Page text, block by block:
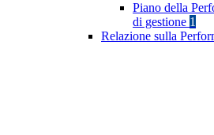
Piano della
di gestione 1
Relazione sulla